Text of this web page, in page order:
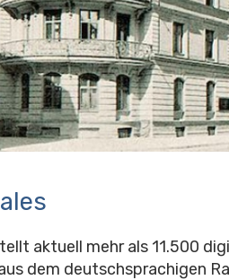
aktuell mehr als 11.500
dem deutschsprachigen